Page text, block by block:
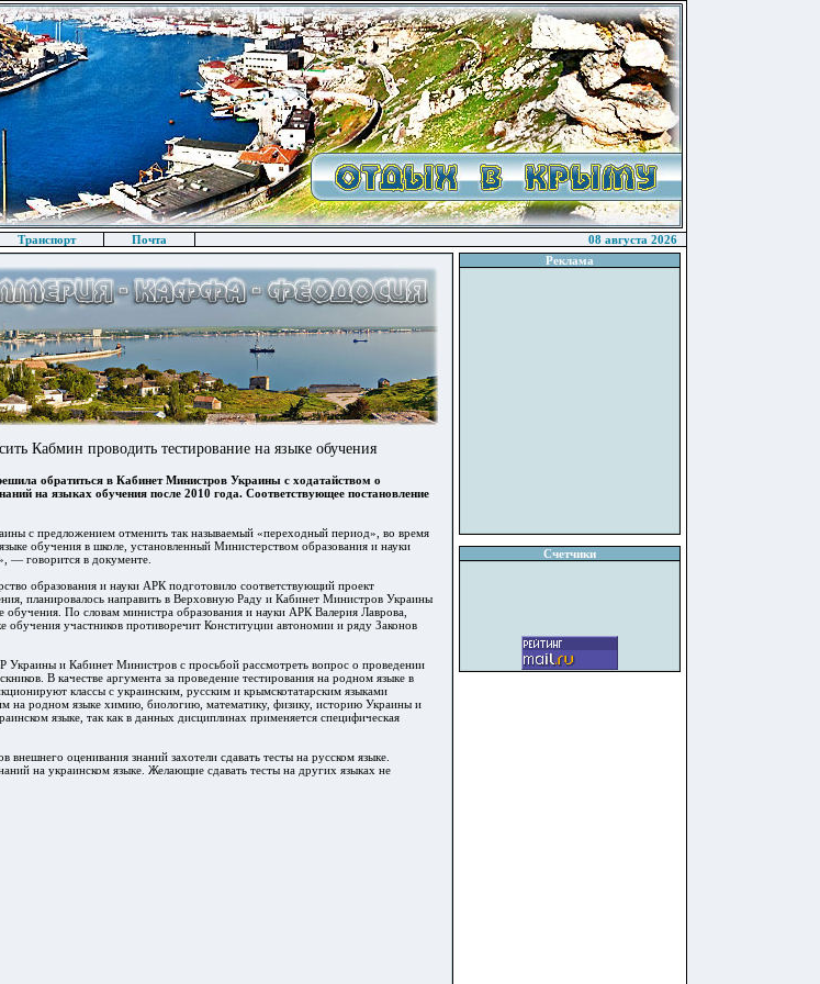
Транспорт Почта
08 августа 2026
Кабмин проводить тестирование на языке обучения
обратиться в Кабинет Министров Украины с ходатайством о
на языках обучения после 2010 года. Соответствующее постановление
с предложением отменить так называемый «переходный период», во время
обучения в школе, установленный Министерством образования и науки
— говорится в документе.
образования и науки АРК подготовило соответствующий проект
планировалось направить в Верховную Раду и Кабинет Министров Украины
обучения. По словам министра образования и науки АРК Валерия Лаврова,
обучения участников противоречит Конституции автономии и ряду Законов
и Кабинет Министров с просьбой рассмотреть вопрос о проведении
В качестве аргумента за проведение тестирования на родном языке в
классы с украинским, русским и крымскотатарским языками
на родном языке химию, биологию, математику, физику, историю Украины и
языке, так как в данных дисциплинах применяется специфическая
оценивания знаний захотели сдавать тесты на русском языке.
на украинском языке. Желающие сдавать тесты на других языках не
Реклама
Счетчики